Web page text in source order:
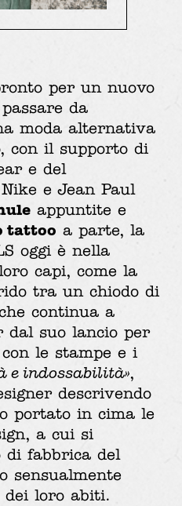
per un nuovo
da
moda alternativa
con il supporto di
e del
e Jean Paul
appuntite e
tattoo a parte, la
oggi è nella
capi, come la
tra un chiodo di
continua a
dal suo lancio per
le stampe e i
e indossabilità»,
descrivendo
portato in cima le
a cui si
di fabbrica del
sensualmente
dei loro abiti.